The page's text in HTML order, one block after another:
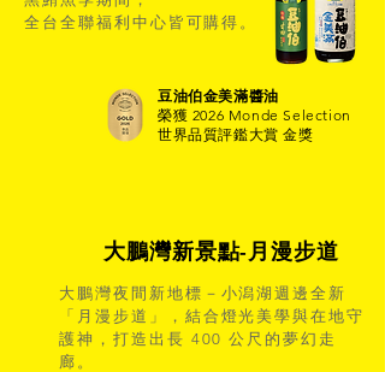
全台全聯福利中心皆可購得。
豆油伯金美滿醬油
榮獲 2026 Monde Selection
世界品質評鑑大賞 金獎
大鵬灣新景點-月漫步道
大鵬灣夜間新地標－小潟湖週邊全新
「月漫步道」，結合燈光美學與在地守
護神，打造出長 400 公尺的夢幻走
廊。